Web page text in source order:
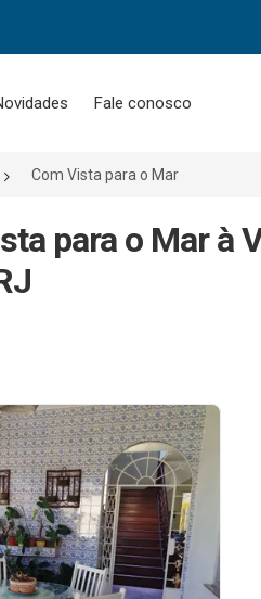
Fale conosco
Com Vista para o Mar
para o Mar à